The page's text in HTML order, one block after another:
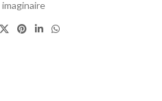
imaginaire